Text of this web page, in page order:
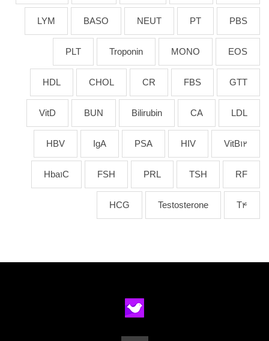
PBS
PT
NEUT
BASO
LYM
EOS
MONO
Troponin
PLT
GTT
FBS
CR
CHOL
HDL
LDL
CA
Bilirubin
BUN
VitD
VitB12
HIV
PSA
IgA
HBV
RF
TSH
PRL
FSH
Hba1C
T4
Testosterone
HCG